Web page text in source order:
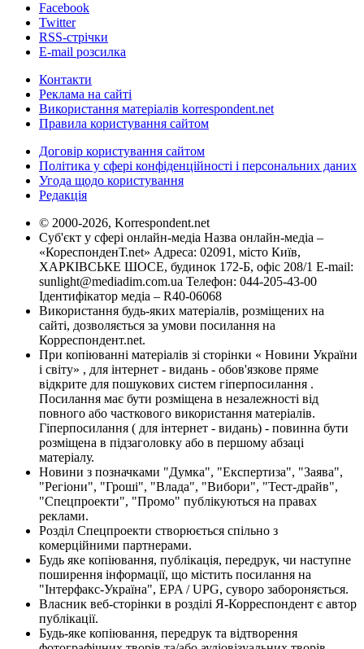
Facebook
Twitter
RSS-стрічки
E-mail розсилка
Контакти
Реклама на сайті
Використання матеріалів korrespondent.net
Правила користування сайтом
Договір користування сайтом
Політика у сфері конфіденційності і персональних даних
Угода щодо користування
Редакція
© 2000-2026, Korrespondent.net
Суб'єкт у сфері онлайн-медіа Назва онлайн-медіа –
«КореспонденТ.net» Адреса: 02091, місто Київ,
ХАРКІВСЬКЕ ШОСЕ, будинок 172-Б, офіс 208/1 E-mail:
sunlight@mediadim.com.ua Телефон: 044-205-43-00
Ідентифікатор медіа – R40-06068
Використання будь-яких матеріалів, розміщених на
сайті, дозволяється за умови посилання на
Корреспондент.net.
При копіюванні матеріалів зі сторінки « Новини України
і світу» , для інтернет - видань - обов'язкове пряме
відкрите для пошукових систем гіперпосилання .
Посилання має бути розміщена в незалежності від
повного або часткового використання матеріалів.
Гіперпосилання ( для інтернет - видань) - повинна бути
розміщена в підзаголовку або в першому абзаці
матеріалу.
Новини з позначками "Думка", "Експертиза", "Заява",
"Регіони", "Гроші", "Влада", "Вибори", "Тест-драйв",
"Спецпроекти", "Промо" публікуються на правах
реклами.
Розділ Спецпроекти створюється спільно з
комерційними партнерами.
Будь яке копіювання, публікація, передрук, чи наступне
поширення інформації, що містить посилання на
"Інтерфакс-Україна", EPA / UPG, суворо забороняється.
Власник веб-сторінки в розділі Я-Корреспондент є автор
публікації.
Будь-яке копіювання, передрук та відтворення